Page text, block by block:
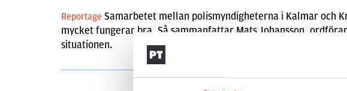
Reportage Samarbetet mellan polismyndigheterna i Kalmar och
mycket fungerar bra. Så sammanfattar Mats Johansson,
situationen.